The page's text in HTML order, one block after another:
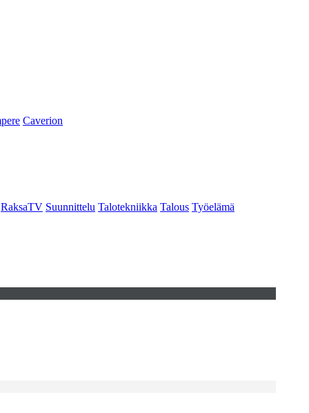
Caverion
RaksaTV Suunnittelu Talotekniikka Talous Työelämä